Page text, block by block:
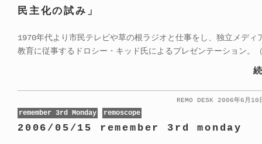
民主化の試み」
1970年代より市民テレビや草の根ラジオと仕事をし、独立メディ
教育に従事するドロシー・キッド氏によるプレゼンテーション。
REMO DESK 2006年6月
remember 3rd Monday remoscope
2006/05/15 remember 3rd monday